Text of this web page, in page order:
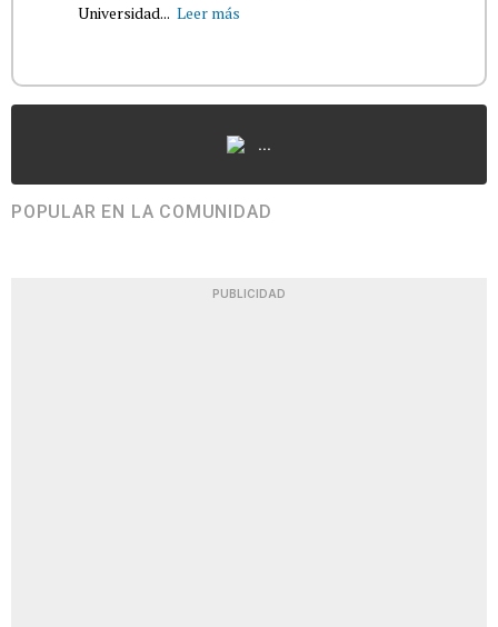
Universidad... Leer más
...
POPULAR EN LA COMUNIDAD
PUBLICIDAD